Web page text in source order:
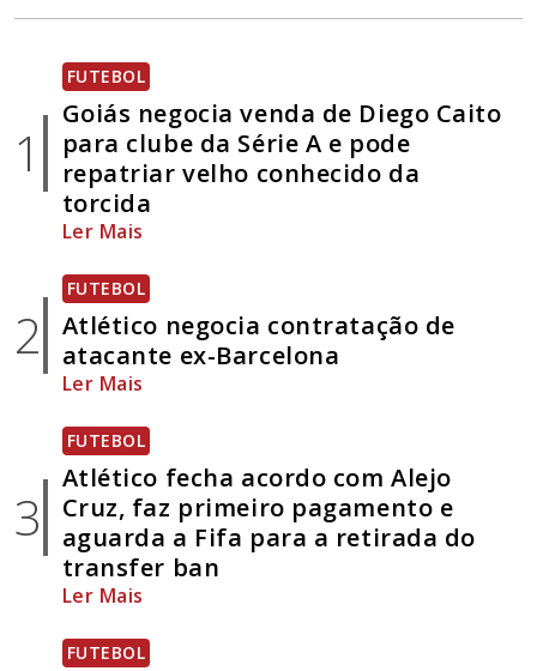
1
FUTEBOL
Goiás negocia venda de Diego Caito
para clube da Série A e pode
repatriar velho conhecido da
torcida
Ler Mais
2
FUTEBOL
Atlético negocia contratação de
atacante ex-Barcelona
Ler Mais
3
FUTEBOL
Atlético fecha acordo com Alejo
Cruz, faz primeiro pagamento e
aguarda a Fifa para a retirada do
transfer ban
Ler Mais
FUTEBOL